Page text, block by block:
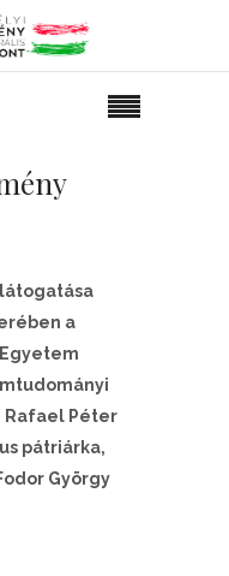
a
Rafael Péter
pátriárka,
György